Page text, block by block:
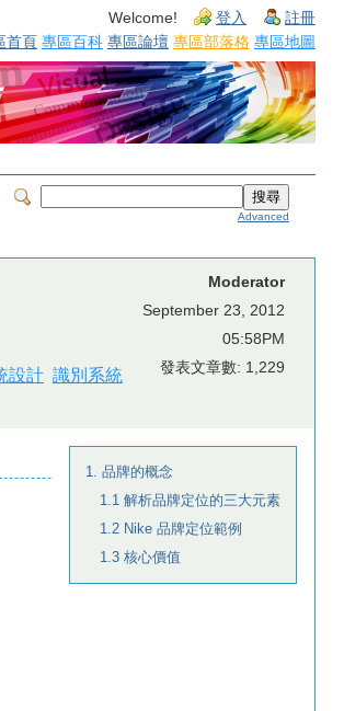
Welcome! 登入 註冊
首頁 專區百科 專區論壇 專區部落格 專區地圖
Advanced
設計 識別系統
Moderator
September 23, 2012
05:58PM
發表文章數: 1,229
1. 品牌的概念
1.1 解析品牌定位的三大元素
1.2 Nike 品牌定位範例
1.3 核心價值